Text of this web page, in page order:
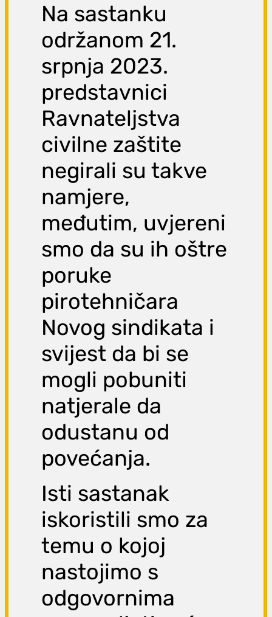
Na sastanku
održanom 21.
srpnja 2023.
predstavnici
Ravnateljstva
civilne zaštite
negirali su takve
namjere,
međutim, uvjereni
smo da su ih oštre
poruke
pirotehničara
Novog sindikata i
svijest da bi se
mogli pobuniti
natjerale da
odustanu od
povećanja.
Isti sastanak
iskoristili smo za
temu o kojoj
nastojimo s
odgovornima